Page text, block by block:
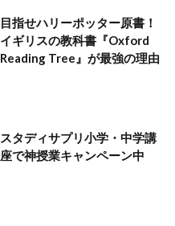
目指せハリーポッター原書！
イギリスの教科書『Oxford
Reading Tree』が最強の理由
スタディサプリ小学・中学講
座で神授業キャンペーン中